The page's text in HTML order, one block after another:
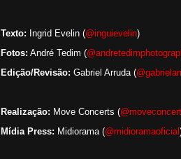
Texto: Ingrid Evelin (@inguievelin)
Fotos: André Tedim (@
Edição/Revisão: Gabriel Arruda (
Realização: Move Concerts (@
Mídia Press: Midiorama (@midioramaoficial